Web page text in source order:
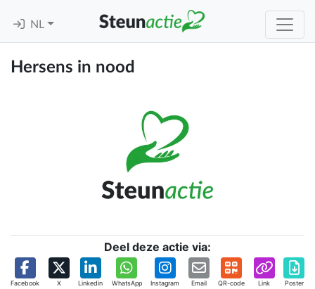
NL
Hersens in nood
Deel deze actie via:
Facebook X Linkedin WhatsApp Instagram Email QR-code Link Poster